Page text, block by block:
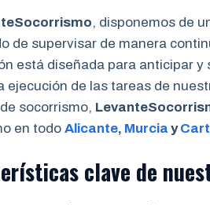
, disponemos de
de supervisar de manera
está diseñada para anticipar
ejecución de las tareas de
socorrismo,
en todo Alicante, Murcia y
clave de